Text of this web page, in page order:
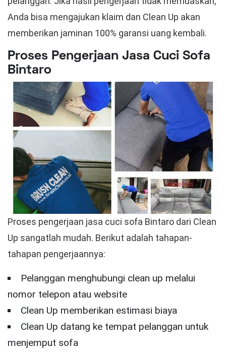
Anda bisa mengajukan klaim dan Clean Up akan
memberikan jaminan 100% garansi uang kembali.
Proses Pengerjaan Jasa Cuci Sofa
Bintaro
Proses pengerjaan jasa cuci sofa Bintaro dari Clean
Up sangatlah mudah. Berikut adalah tahapan-
tahapan pengerjaannya:
Pelanggan menghubungi clean up melalui
nomor telepon atau website
Clean Up memberikan estimasi biaya
Clean Up datang ke tempat pelanggan untuk
menjemput sofa